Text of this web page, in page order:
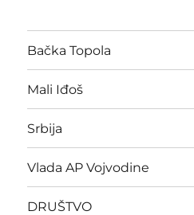
Bačka Topola
Mali Iđoš
Srbija
Vlada AP Vojvodine
DRUŠTVO